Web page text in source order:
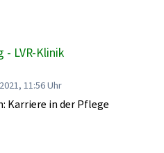
- LVR-Klinik
11:56 Uhr
Karriere in der Pflege